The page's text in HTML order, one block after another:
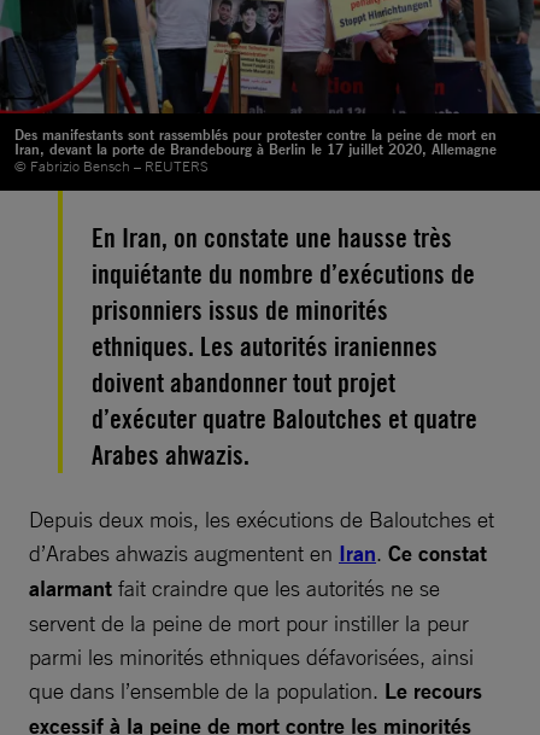
Des manifestants sont rassemblés pour protester contre la peine de mort en
Iran, devant la porte de Brandebourg à Berlin le 17 juillet 2020, Allemagne
© Fabrizio Bensch – REUTERS
En Iran, on constate une hausse très
inquiétante du nombre d’exécutions de
prisonniers issus de minorités
ethniques. Les autorités iraniennes
doivent abandonner tout projet
d’exécuter quatre Baloutches et quatre
Arabes ahwazis.
Depuis deux mois, les exécutions de Baloutches et
d’Arabes ahwazis augmentent en Iran. Ce constat
alarmant fait craindre que les autorités ne se
servent de la peine de mort pour instiller la peur
parmi les minorités ethniques défavorisées, ainsi
que dans l’ensemble de la population. Le recours
excessif à la peine de mort contre les minorités